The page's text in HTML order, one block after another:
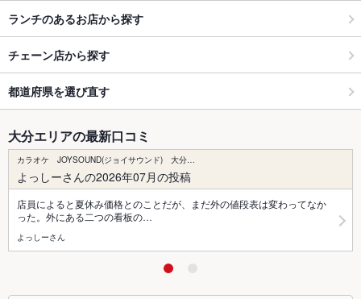
ランチのあるお店から探す
チェーン店から探す
都道府県を選び直す
大分エリアの最新口コミ
カラオケ JOYSOUND(ジョイサウンド) 大分…
よっしーさんの2026年07月の投稿
店員によると夏休み価格とのことだが、まだ外の値段表は変わってなか
った。外にある二つの看板の…
よっしーさん